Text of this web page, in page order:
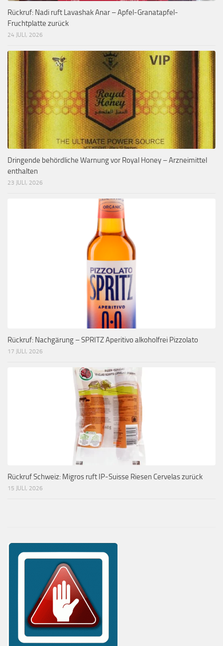
Rückruf: Nadi ruft Lavashak Anar – Apfel-Granatapfel-
Fruchtplatte zurück
24 JULI, 2026
Dringende behördliche Warnung vor Royal Honey – Arzneimittel
enthalten
23 JULI, 2026
Rückruf: Nachgärung – SPRITZ Aperitivo alkoholfrei Pizzolato
17 JULI, 2026
Rückruf Schweiz: Migros ruft IP-Suisse Riesen Cervelas zurück
15 JULI, 2026